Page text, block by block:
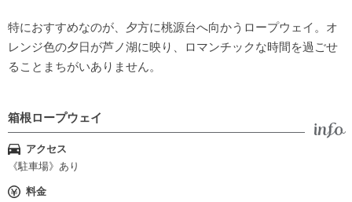
特におすすめなのが、夕方に桃源台へ向かうロープウェイ。オ
レンジ色の夕日が芦ノ湖に映り、ロマンチックな時間を過ごせ
ることまちがいありません。
箱根ロープウェイ
アクセス
《駐車場》あり
料金